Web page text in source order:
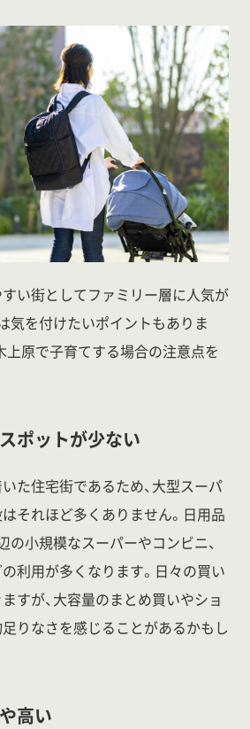
い街としてファミリー層に人気が
気を付けたいポイントもありま
上原で子育てする場合の注意点を
ポットが少ない
た住宅街であるため、大型スーパ
それほど多くありません。日用品
の小規模なスーパーやコンビニ、
利用が多くなります。日々の買い
すが、大容量のまとめ買いやショ
りなさを感じることがあるかもし
高い